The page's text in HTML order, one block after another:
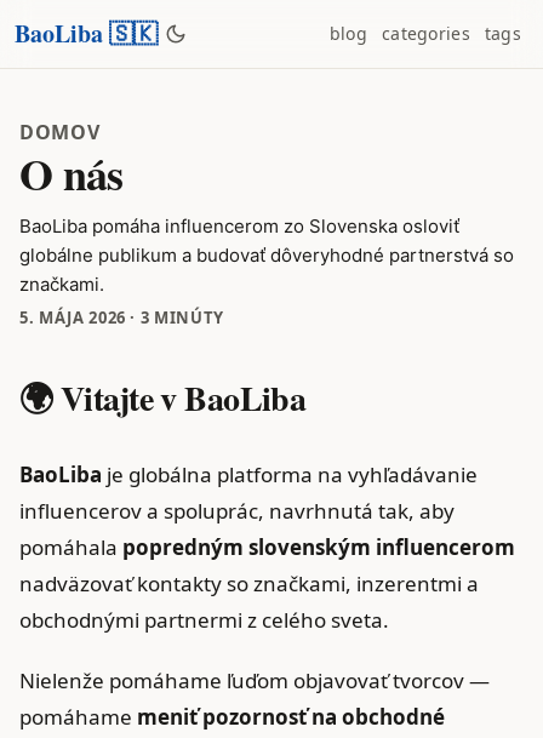
BaoLiba 🇸🇰 blog categories tags
DOMOV
O nás
BaoLiba pomáha influencerom zo Slovenska osloviť
globálne publikum a budovať dôveryhodné partnerstvá so
značkami.
5. MÁJA 2026 · 3 MINÚTY
🌍 Vitajte v BaoLiba
BaoLiba je globálna platforma na vyhľadávanie
influencerov a spoluprác, navrhnutá tak, aby
pomáhala popredným slovenským influencerom
nadväzovať kontakty so značkami, inzerentmi a
obchodnými partnermi z celého sveta.
Nielenže pomáhame ľuďom objavovať tvorcov —
pomáhame meniť pozornosť na obchodné